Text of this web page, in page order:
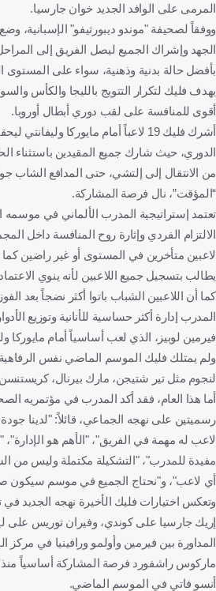
المرمى على الوافد الجديد خوان جارسيا.
ووفقاً لصحيفة "موندو ديبورتيفو" الإسبانية،
الجهد وإشراك الجميع ليصل الفريق إلى
بأفضل حالة بدنية وذهنية، سواء على المستوى
يهدف فليك لتكرار التتويج بالليجا والكأس
أقوى للمنافسة على لقب دوري أبطال أوروبا.
أشرك فليك 19 لاعباً أمام مايوركا
الدوري، حيث شارك جميع المقيدين باستثناء
من الانتقال إلى إلتشي، حتى المدافع الشاب
“المؤقت”، نال فرصة المشاركة.
تعتمد إستراتيجية المدرب الألماني في
الالتزام الفردي وإثارة روح المنافسة داخل
يطالب بتسجيل جميع اللاعبين لأنه ينوي
كما أن اللاعبين الشباب باتوا أكثر نضجاً بعد
المدرب إدارة أكثر حساسية للأنانية وتوزيع
فيرمين لوبيز، الذي لعب أساسياً أمام مايوركا
ولم يمتلك فليك الموسم الماضي نفس
لنجوم مثل تير شتيجن، مارك بيرنال،
أما هذا العام، فقد أكد المدرب في مؤتمريه
رسميتين على نهجه الجماعي، قائلاً: "لدينا
لاعب له مهمة في الفريق"، "الأهم هو
مفيدة للمدرب"، "التشكيلة مكتملة وليس من
أي لاعب"، و"نحتاج الجميع في موسم سيكون
وتعكس اختيارات فليك الأخيرة نهجه الجديد
إريك جارسيا على كوندي، وفيران توريس على
المداورة بين فيرمين وأولمو ورافينيا في
ماركوس راشفورد فرصة المشاركة أساسياً منذ
أنسو فاتي في الموسم الماضي.